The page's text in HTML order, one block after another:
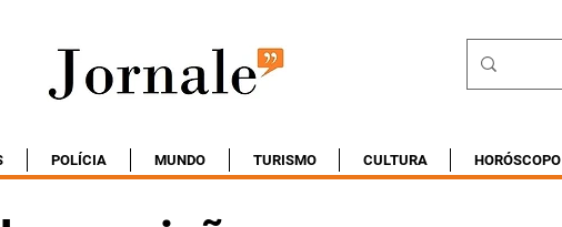
POLÍCIA MUNDO TURISMO CULTURA HORÓSCOPO